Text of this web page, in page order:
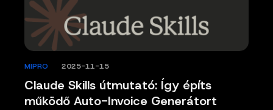
Claude Skills útmutató: Így építs
működő Auto-Invoice Generátort
MIPRO 2025-11-15